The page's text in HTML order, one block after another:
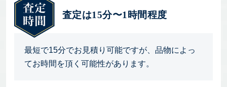
査定は15分〜1時間程度
最短で15分でお見積り可能ですが、品物によっ
てお時間を頂く可能性があります。